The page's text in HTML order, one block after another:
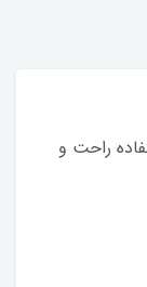
راحت و